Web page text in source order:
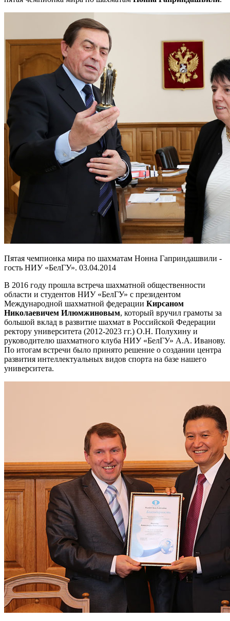
Пятая чемпионка мира по шахматам Нонна Гаприндашвили -
гость НИУ «БелГУ». 03.04.2014
В 2016 году прошла встреча шахматной общественности
области и студентов НИУ «БелГУ» с президентом
Международной шахматной федерации Кирсаном
Николаевичем Илюмжиновым, который вручил грамоты за
большой вклад в развитие шахмат в Российской Федерации
ректору университета (2012-2023 гг.) О.Н. Полухину и
руководителю шахматного клуба НИУ «БелГУ» А.А. Иванову.
По итогам встречи было принято решение о создании центра
развития интеллектуальных видов спорта на базе нашего
университета.